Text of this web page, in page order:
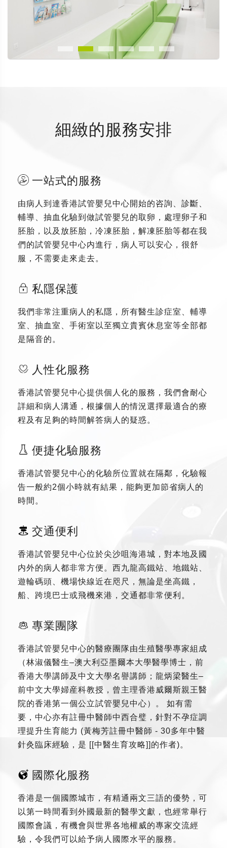
細緻的服務安排
一站式的服務
由病人到達香港試管嬰兒中心開始的咨詢、診斷、
輔導、抽血化驗到做試管嬰兒的取卵，處理卵子和
胚胎，以及放胚胎，冷凍胚胎，解凍胚胎等都在我
們的試管嬰兒中心内進行，病人可以安心，很舒
服，不需要走來走去。
私隱保護
我們非常注重病人的私隱，所有醫生診症室、輔導
室、抽血室、手術室以至獨立貴賓休息室等全部都
是隔音的。
人性化服務
香港試管嬰兒中心提供個人化的服務，我們會耐心
詳細和病人溝通，根據個人的情況選擇最適合的療
程及有足夠的時間解答病人的疑惑。
便捷化驗服務
香港試管嬰兒中心的化驗所位置就在隔鄰，化驗報
告一般約2個小時就有結果，能夠更加節省病人的
時間。
交通便利
香港試管嬰兒中心位於尖沙咀海港城，對本地及國
内外的病人都非常方便。西九龍高鐵站、地鐵站、
遊輪碼頭、機場快線近在咫尺，無論是坐高鐵，
船、跨境巴士或飛機來港，交通都非常便利。
專業團隊
香港試管嬰兒中心的醫療團隊由生殖醫學專家組成
（林淑儀醫生–澳大利亞墨爾本大學醫學博士，前
香港大學講師及中文大學名譽講師；龍炳梁醫生–
前中文大學婦産科教授，曾主理香港威爾斯親王醫
院的香港第一個公立試管嬰兒中心）。 如有需
要，中心亦有註冊中醫師中西合璧，針對不孕症調
理提升生育能力 (黃梅芳註冊中醫師 - 30多年中醫
針灸臨床經驗，是 [[中醫生育攻略]]的作者)。
國際化服務
香港是一個國際城市，有精通兩文三語的優勢，可
以第一時間看到外國最新的醫學文獻，也經常舉行
國際會議，有機會與世界各地權威的專家交流經
驗，令我們可以給予病人國際水平的服務。